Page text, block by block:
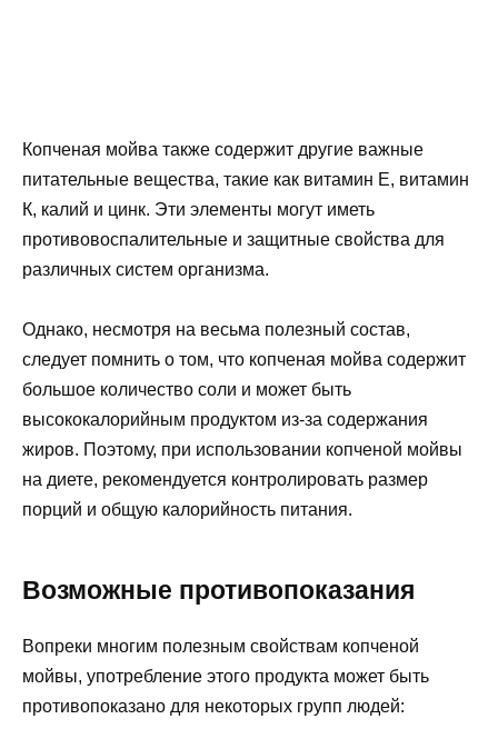
Копченая мойва также содержит другие важные
питательные вещества, такие как витамин E, витамин
К, калий и цинк. Эти элементы могут иметь
противовоспалительные и защитные свойства для
различных систем организма.
Однако, несмотря на весьма полезный состав,
следует помнить о том, что копченая мойва содержит
большое количество соли и может быть
высококалорийным продуктом из-за содержания
жиров. Поэтому, при использовании копченой мойвы
на диете, рекомендуется контролировать размер
порций и общую калорийность питания.
Возможные противопоказания
Вопреки многим полезным свойствам копченой
мойвы, употребление этого продукта может быть
противопоказано для некоторых групп людей: